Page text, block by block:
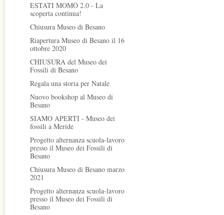
ESTATI MOMÒ 2.0 - La
scoperta continua!
Chiusura Museo di Besano
Riapertura Museo di Besano il 16
ottobre 2020
CHIUSURA del Museo dei
Fossili di Besano
Regala una storia per Natale
Nuovo bookshop al Museo di
Besano
SIAMO APERTI - Museo dei
fossili a Meride
Progetto alternanza scuola-lavoro
presso il Museo dei Fossili di
Besano
Chiusura Museo di Besano marzo
2021
Progetto alternanza scuola-lavoro
presso il Museo dei Fossili di
Besano